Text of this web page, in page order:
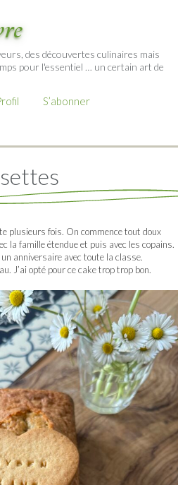
des découvertes culinaires mais
pour l'essentiel … un certain art de
S’abonner
plusieurs fois. On commence tout doux
la famille étendue et puis avec les copains.
anniversaire avec toute la classe.
J’ai opté pour ce cake trop trop bon.